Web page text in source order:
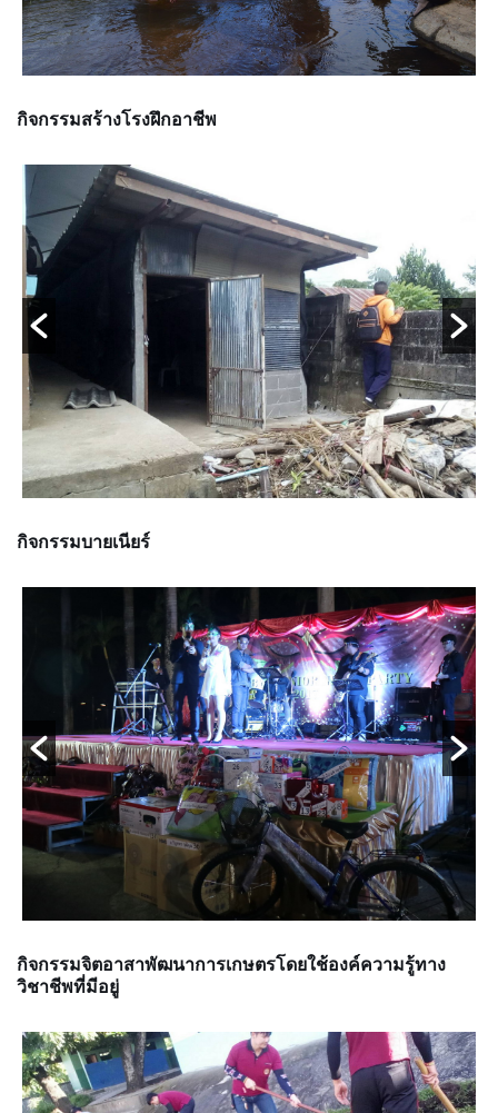
กิจกรรมสร้างโรงฝึกอาชีพ
กิจกรรมบายเนียร์
กิจกรรมจิตอาสาพัฒนาการเกษตรโดยใช้องค์ความรู้ทาง
วิชาชีพที่มีอยู่